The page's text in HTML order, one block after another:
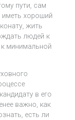
пути, сам
хороший
жить
людей к
минимальной
в его
важно, как
есть ли